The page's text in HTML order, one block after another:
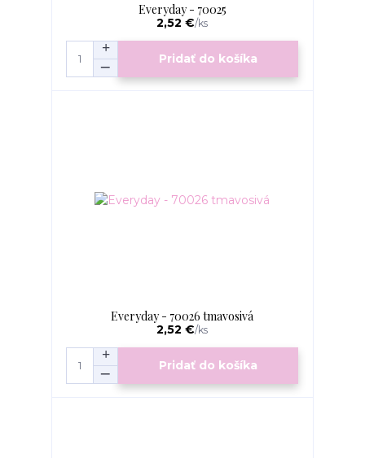
Everyday - 70025
2,52 €/ks
Pridať do košíka
Everyday - 70026 tmavosivá
2,52 €/ks
Pridať do košíka